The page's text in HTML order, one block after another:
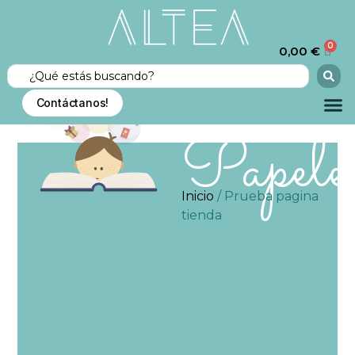
0,00 € 0
Contáctanos!
Inicio / Prueba pagina
tienda